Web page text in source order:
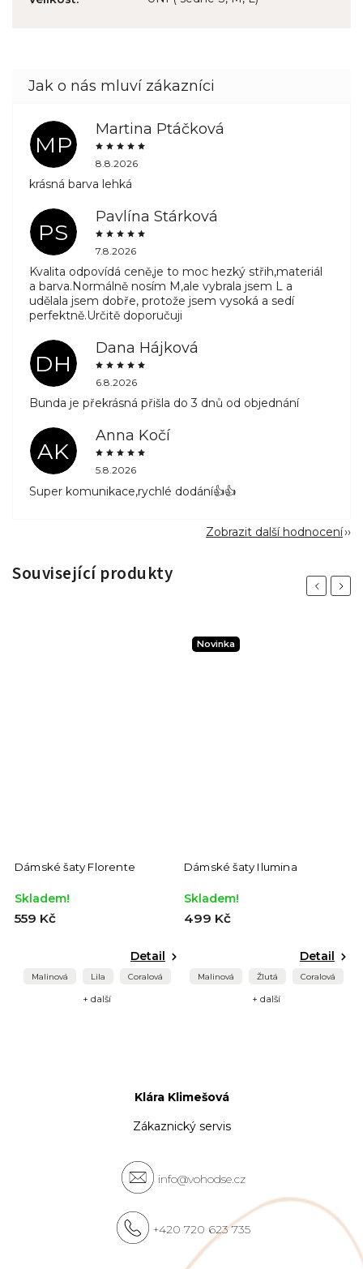
MP
Martina Ptáčková
8.8.2026
krásná barva lehká
PS
Pavlína Stárková
7.8.2026
Kvalita odpovídá ceně,je to moc hezký střih,materiál
a barva.Normálně nosím M,ale vybrala jsem L a
udělala jsem dobře, protože jsem vysoká a sedí
perfektně.Určitě doporučuji
DH
Dana Hájková
6.8.2026
Bunda je překrásná přišla do 3 dnů od objednání
AK
Anna Kočí
5.8.2026
Super komunikace,rychlé dodání👍👍
Zobrazit další hodnocení
Související produkty
Previous
Dámské šaty Florente
Skladem!
559 Kč
Detail
Malinová Lila Coralová
+ další
Novinka
Dámské šaty Ilumina
Skladem!
499 Kč
Detail
Malinová Žlutá Coralová
+ další
Next
Klára Klimešová
Zákaznický servis
info@vohodse.cz
+420 720 623 735